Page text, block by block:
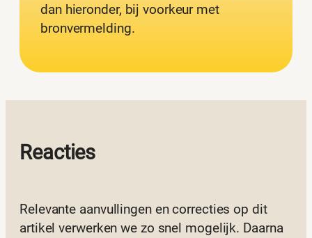
dan hieronder, bij voorkeur met
bronvermelding.
Reacties
Relevante aanvullingen en correcties op dit
artikel verwerken we zo snel mogelijk. Daarna